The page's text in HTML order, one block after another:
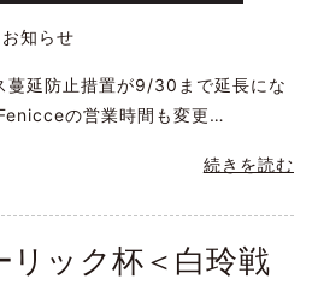
知らせ
蔓延防止措置が9/30まで延長にな
の営業時間も変更…
続きを読む
ック杯＜白玲戦